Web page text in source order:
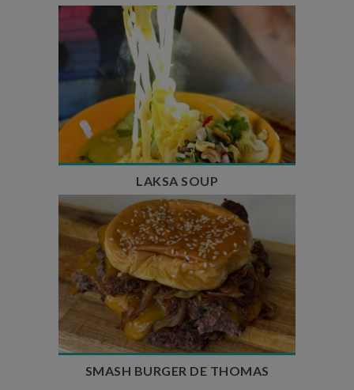
Temps de préparation : 40 min
Temps de cuisson : 25 min
Nombre de couverts : 4
LAKSA SOUP
Temps de préparation : 20 min
Temps de cuisson : 5 à 10 min
Nombre de couverts : 4
SMASH BURGER DE THOMAS